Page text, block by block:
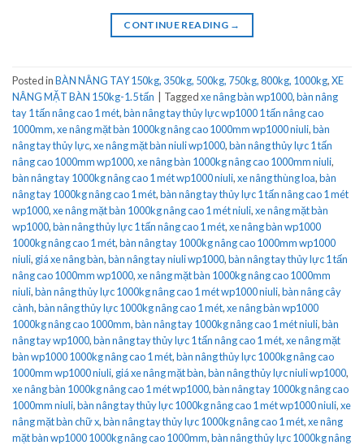
CONTINUE READING →
Posted inBÀN NÂNG TAY 150kg, 350kg, 500kg, 750kg, 800kg, 1000kg,XE
NÂNG MẶT BÀN 150kg-1.5 tấn
Taggedxe nâng bàn wp1000,bàn nâng
tay 1 tấn nâng cao 1 mét,bàn nâng tay thủy lực wp1000 1 tấn nâng cao
1000mm,xe nâng mặt bàn 1000kg nâng cao 1000mm wp1000 niuli,bàn
nâng tay thủy lực,xe nâng mặt bàn niuli wp1000,bàn nâng thủy lực 1 tấn
nâng cao 1000mm wp1000,xe nâng bàn 1000kg nâng cao 1000mm niuli,
bàn nâng tay 1000kg nâng cao 1 mét wp1000 niuli,xe nâng thùng loa,bàn
nâng tay 1000kg nâng cao 1 mét,bàn nâng tay thủy lực 1 tấn nâng cao 1 mét
wp1000,xe nâng mặt bàn 1000kg nâng cao 1 mét niuli,xe nâng mặt bàn
wp1000,bàn nâng thủy lực 1 tấn nâng cao 1 mét,xe nâng bàn wp1000
1000kg nâng cao 1 mét,bàn nâng tay 1000kg nâng cao 1000mm wp1000
niuli, giá xe nâng bàn,bàn nâng tay niuli wp1000,bàn nâng tay thủy lực 1 tấn
nâng cao 1000mm wp1000,xe nâng mặt bàn 1000kg nâng cao 1000mm
niuli,bàn nâng thủy lực 1000kg nâng cao 1 mét wp1000 niuli,bàn nâng cây
cành,bàn nâng thủy lực 1000kg nâng cao 1 mét,xe nâng bàn wp1000
1000kg nâng cao 1000mm,bàn nâng tay 1000kg nâng cao 1 mét niuli,bàn
nâng tay wp1000,bàn nâng tay thủy lực 1 tấn nâng cao 1 mét,xe nâng mặt
bàn wp1000 1000kg nâng cao 1 mét,bàn nâng thủy lực 1000kg nâng cao
1000mm wp1000 niuli, giá xe nâng mặt bàn,bàn nâng thủy lực niuli wp1000,
xe nâng bàn 1000kg nâng cao 1 mét wp1000,bàn nâng tay 1000kg nâng cao
1000mm niuli,bàn nâng tay thủy lực 1000kg nâng cao 1 mét wp1000 niuli,xe
nâng mặt bàn chữ x,bàn nâng tay thủy lực 1000kg nâng cao 1 mét,xe nâng
mặt bàn wp1000 1000kg nâng cao 1000mm,bàn nâng thủy lực 1000kg nâng